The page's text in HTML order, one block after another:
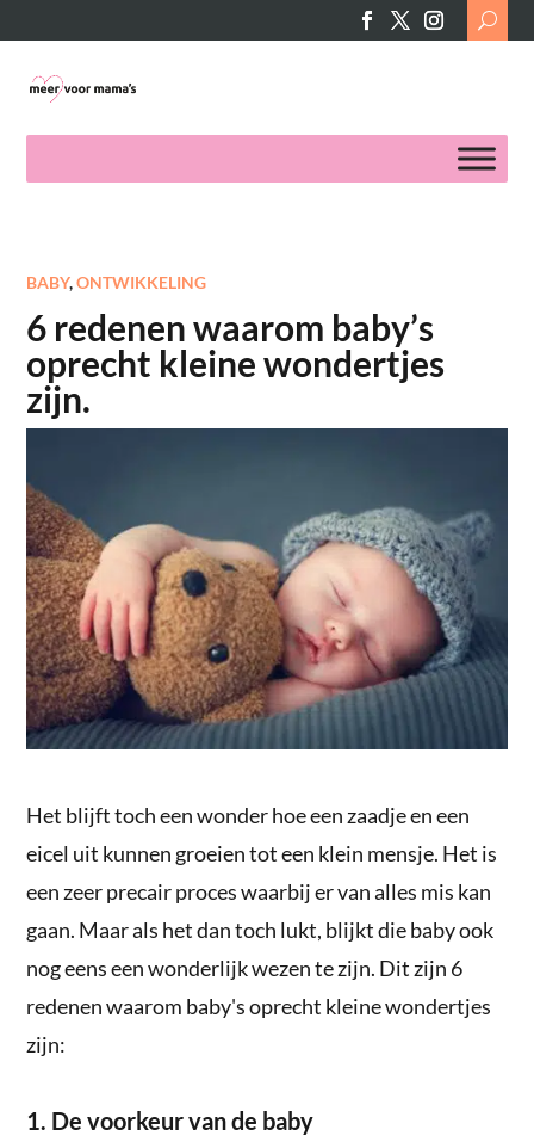
Search
for:
BABY,ONTWIKKELING
6 redenen waarom baby’s
oprecht kleine wondertjes
zijn.
Het blijft toch een wonder hoe een zaadje en een
eicel uit kunnen groeien tot een klein mensje. Het is
een zeer precair proces waarbij er van alles mis kan
gaan. Maar als het dan toch lukt, blijkt die baby ook
nog eens een wonderlijk wezen te zijn. Dit zijn 6
redenen waarom baby's oprecht kleine wondertjes
zijn:
1. De voorkeur van de baby